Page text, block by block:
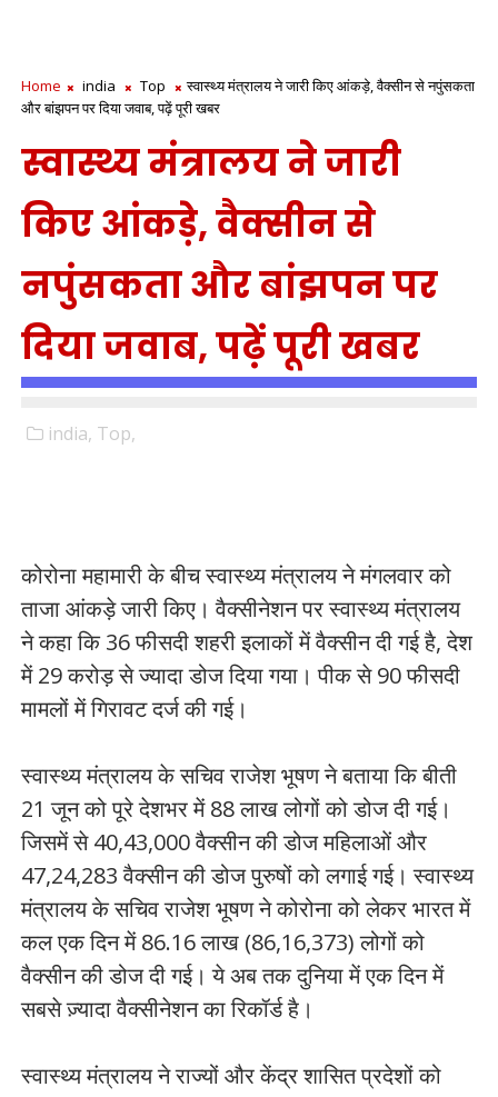
Home india Top
स्वास्थ्य मंत्रालय ने जारी किए आंकड़े, वैक्सीन से नपुंसकता
और बांझपन पर दिया जवाब, पढ़ें पूरी खबर
स्वास्थ्य मंत्रालय ने जारी
किए आंकड़े, वैक्सीन से
नपुंसकता और बांझपन पर
दिया जवाब, पढ़ें पूरी खबर
india, Top,
कोरोना महामारी के बीच स्वास्थ्य मंत्रालय ने मंगलवार को
ताजा आंकड़े जारी किए। वैक्सीनेशन पर स्वास्थ्य मंत्रालय
ने कहा कि 36 फीसदी शहरी इलाकों में वैक्सीन दी गई है, देश
में 29 करोड़ से ज्यादा डोज दिया गया। पीक से 90 फीसदी
मामलों में गिरावट दर्ज की गई।
स्वास्थ्य मंत्रालय के सचिव राजेश भूषण ने बताया कि बीती
21 जून को पूरे देशभर में 88 लाख लोगों को डोज दी गई।
जिसमें से 40,43,000 वैक्सीन की डोज महिलाओं और
47,24,283 वैक्सीन की डोज पुरुषों को लगाई गई। स्वास्थ्य
मंत्रालय के सचिव राजेश भूषण ने कोरोना को लेकर भारत में
कल एक दिन में 86.16 लाख (86,16,373) लोगों को
वैक्सीन की डोज दी गई। ये अब तक दुनिया में एक दिन में
सबसे ज़्यादा वैक्सीनेशन का रिकॉर्ड है।
स्वास्थ्य मंत्रालय ने राज्यों और केंद्र शासित प्रदेशों को